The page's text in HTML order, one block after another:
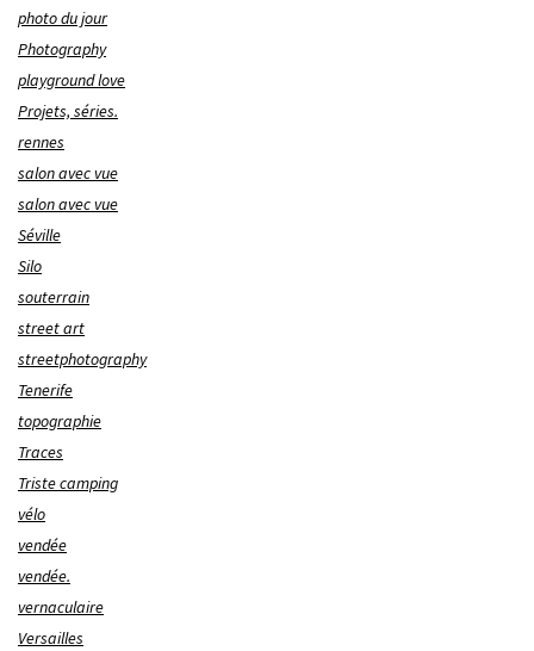
photo du jour
Photography
playground love
Projets, séries.
rennes
salon avec vue
salon avec vue
Séville
Silo
souterrain
street art
streetphotography
Tenerife
topographie
Traces
Triste camping
vélo
vendée
vendée.
vernaculaire
Versailles